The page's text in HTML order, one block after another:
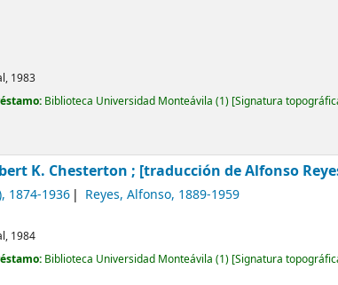
1983
Biblioteca Universidad Monteávila (1) Signatura
K. Chesterton ; [traducción de Alfonso
, 1874-1936 Reyes, Alfonso, 1889-1959
1984
Biblioteca Universidad Monteávila (1) Signatura